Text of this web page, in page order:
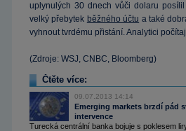
uplynulých 30 dnech vůči dolaru
velký přebytek běžného účtu a také
vyhnout tvrdému přistání. Analytici
(Zdroje: WSJ, CNBC, Bloomberg)
Čtěte více:
09.07.2013 14:14
Emerging markets brzdí pád
intervence
Turecká centrální banka bojuje s poklesem